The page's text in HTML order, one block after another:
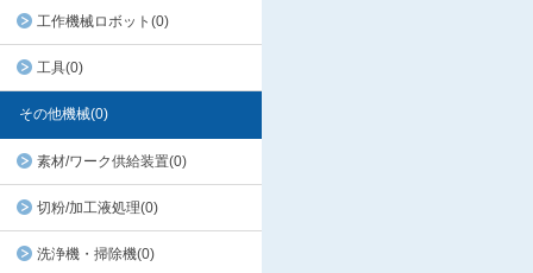
工作機械ロボット(0)
工具(0)
その他機械(0)
素材/ワーク供給装置(0)
切粉/加工液処理(0)
洗浄機・掃除機(0)